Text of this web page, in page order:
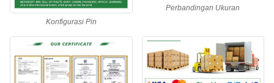
Konfigurasi Pin
Perbandingan Ukuran